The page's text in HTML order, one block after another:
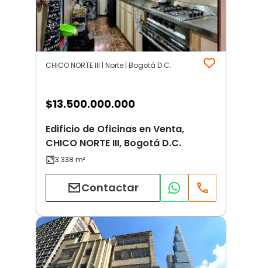
CHICO NORTE III | Norte | Bogotá D.C.
$13.500.000.000
Edificio de Oficinas en Venta,
CHICO NORTE III, Bogotá D.C.
Contactar